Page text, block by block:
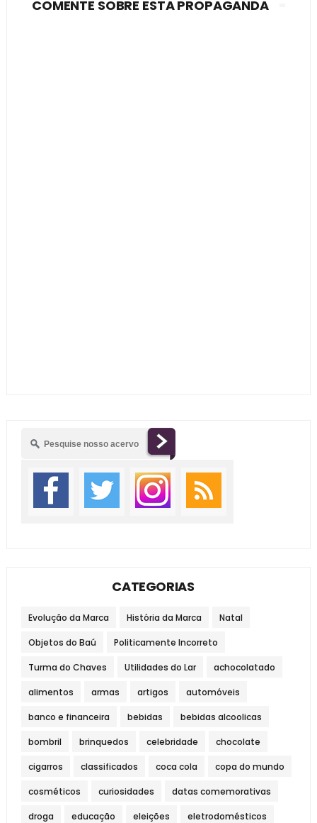
COMENTE SOBRE ESTA PROPAGANDA
CATEGORIAS
Evolução da Marca História da Marca Natal
Objetos do Baú Politicamente Incorreto
Turma do Chaves Utilidades do Lar achocolatado
alimentos armas artigos automóveis
banco e financeira bebidas bebidas alcoolicas
bombril brinquedos celebridade chocolate
cigarros classificados coca cola copa do mundo
cosméticos curiosidades datas comemorativas
droga educação eleições eletrodomésticos